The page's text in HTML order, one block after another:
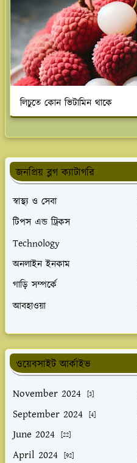
লিচুতে কোন‌ ভিটামিন থাকে
জনপ্রিয় ব্লগ ক্যাটাগরি
স্বাস্থ্য ও সেবা
টিপস এন্ড ট্রিকস
Technology
অনলাইন ইনকাম
গাড়ি সম্পর্কে
আবহাওয়া
ওয়েবসাইট আর্কাইভ
November 2024
[3]
September 2024 [4]
June 2024 [22]
April 2024 [92]